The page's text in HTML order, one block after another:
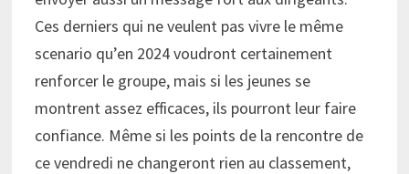
Ces derniers qui ne veulent pas vivre le même
scenario qu’en 2024 voudront certainement
renforcer le groupe, mais si les jeunes se
montrent assez efficaces, ils pourront leur faire
confiance. Même si les points de la rencontre de
ce vendredi ne changeront rien au classement,